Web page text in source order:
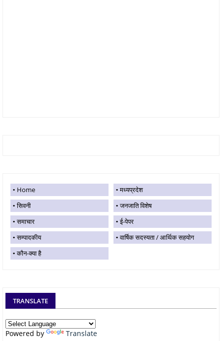
Home
मध्यप्रदेश
सिवनी
जनजाति विशेष
समाचार
ई-पेपर
सम्पादकीय
वार्षिक सदस्यता / आर्थिक सहयोग
कौन-क्या है
TRANSLATE
Powered by Translate